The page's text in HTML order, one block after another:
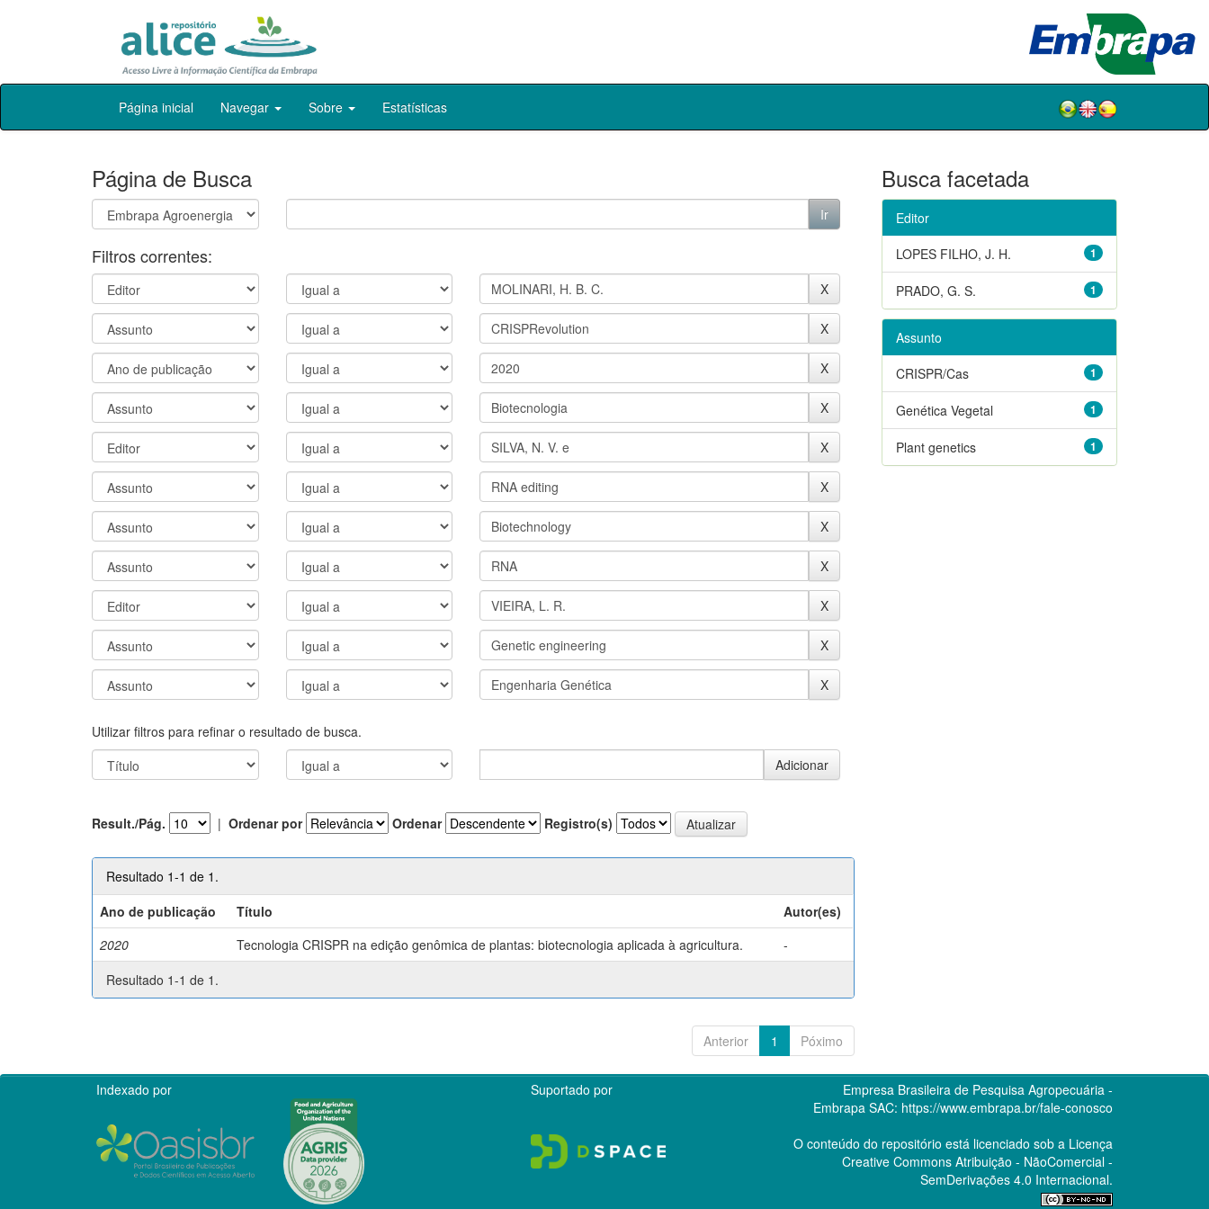
Skip
Página inicial Navegar Sobre Estatísticas
Página de Busca
Filtros correntes:
Utilizar filtros para refinar o resultado de busca.
Result./Pág. | Ordenar por Ordenar Registro(s)
Resultado 1-1 de 1.
Ano de publicação
Título
Autor(es)
2020
Tecnologia CRISPR na edição genômica de plantas: biotecnologia aplicada à agricultura.
-
Resultado 1-1 de 1.
Anterior 1 Póximo
Busca facetada
Editor
1
LOPES FILHO, J. H.
1
PRADO, G. S.
Assunto
1
CRISPR/Cas
1
Genética Vegetal
1
Plant genetics
Indexado por Suportado por
Empresa Brasileira de Pesquisa Agropecuária -
Embrapa SAC: https://www.embrapa.br/fale-conosco
O conteúdo do repositório está licenciado sob a Licença
Creative CommonsAtribuição - NãoComercial -
SemDerivações 4.0 Internacional.